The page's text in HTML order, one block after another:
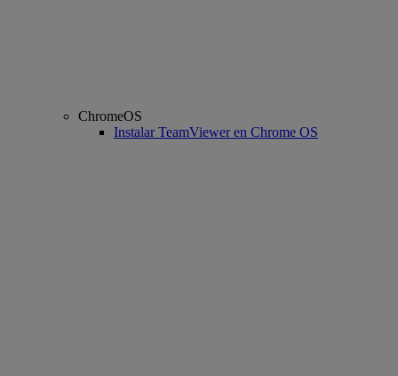
ChromeOS
Instalar TeamViewer en Chrome OS